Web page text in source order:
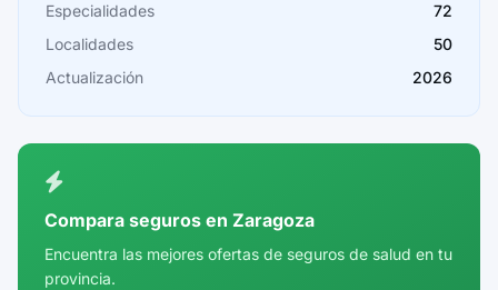
Cantabria
Castellón
Córdoba
Cuenca
Girona
Especialidades
72
Localidades
50
Actualización
2026
Compara seguros en Zaragoza
Encuentra las mejores ofertas de seguros de salud en tu
provincia.